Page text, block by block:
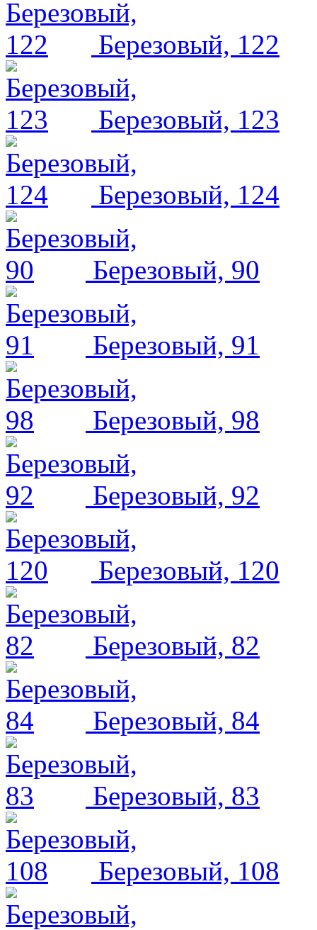
Березовый, 122
Березовый, 123
Березовый, 124
Березовый, 90
Березовый, 91
Березовый, 98
Березовый, 92
Березовый, 120
Березовый, 82
Березовый, 84
Березовый, 83
Березовый, 108